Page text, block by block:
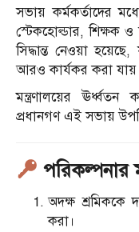
সভায় কর্মকর্তাদের
স্টেকহোল্ডার, শিক্ষক ও
সিদ্ধান্ত নেওয়া
আরও কার্যকর করা
মন্ত্রণালয়ের ঊর্ধ্বতন
প্রধানগণ এই সভায়
পরিকল্পনার
অদক্ষ শ্রমিককে
করা।